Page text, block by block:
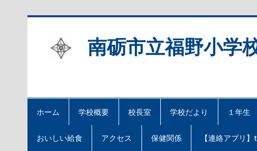
南砺市立福野小学
考
ホーム 学校概要 校長室 学校だより １年生
おいしい給食 アクセス 保健関係 【連絡アプリ